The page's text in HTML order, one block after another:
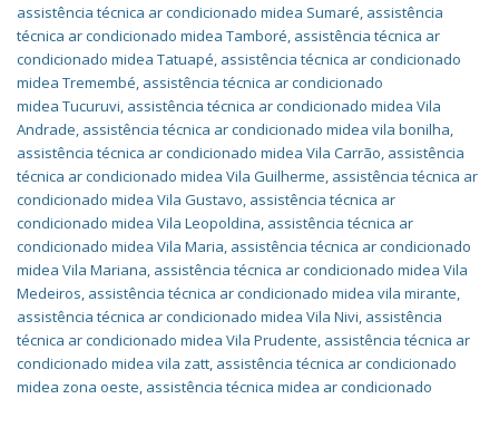
assistência técnica ar condicionado midea Sumaré, assistência
técnica ar condicionado midea Tamboré, assistência técnica ar
condicionado midea Tatuapé, assistência técnica ar condicionado
midea Tremembé, assistência técnica ar condicionado
midea Tucuruvi, assistência técnica ar condicionado midea Vila
Andrade, assistência técnica ar condicionado midea vila bonilha,
assistência técnica ar condicionado midea Vila Carrão, assistência
técnica ar condicionado midea Vila Guilherme, assistência técnica ar
condicionado midea Vila Gustavo, assistência técnica ar
condicionado midea Vila Leopoldina, assistência técnica ar
condicionado midea Vila Maria, assistência técnica ar condicionado
midea Vila Mariana, assistência técnica ar condicionado midea Vila
Medeiros, assistência técnica ar condicionado midea vila mirante,
assistência técnica ar condicionado midea Vila Nivi, assistência
técnica ar condicionado midea Vila Prudente, assistência técnica ar
condicionado midea vila zatt, assistência técnica ar condicionado
midea zona oeste, assistência técnica midea ar condicionado